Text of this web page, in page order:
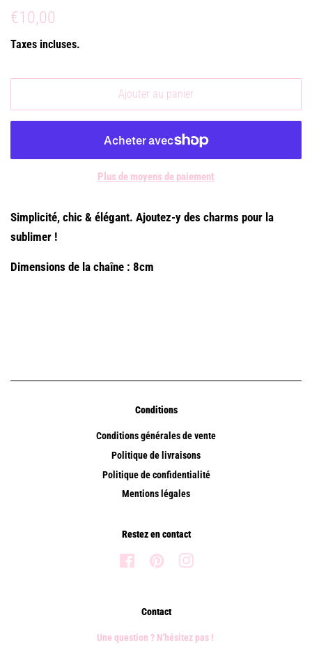
Prix
€10,00
Taxes incluses.
Ajouter au panier
Plus de moyens de paiement
Simplicité, chic & élégant. Ajoutez-y des charms pour la
sublimer !
Dimensions de la chaîne : 8cm
Conditions
Conditions générales de vente
Politique de livraisons
Politique de confidentialité
Mentions légales
Restez en contact
Facebook Pinterest
Contact
Une question ? N'hésitez pas !